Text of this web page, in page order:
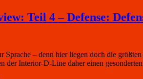
Teil 4 – Defense:
Sprache – denn hier liegen doch die
der Interior-D-Line daher einen